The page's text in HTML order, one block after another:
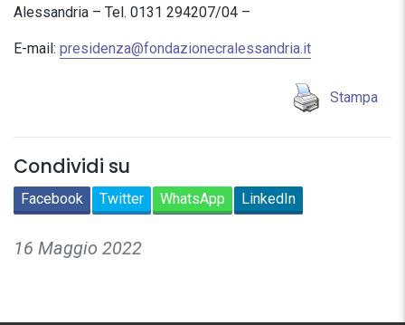
Alessandria – Tel. 0131 294207/04 –
E-mail: presidenza@fondazionecralessandria.it
Stampa
Condividi su
Facebook Twitter WhatsApp LinkedIn
16 Maggio 2022